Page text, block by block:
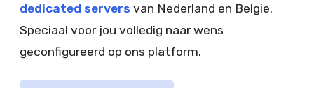
dedicated servers van Nederland en Belgie.
Speciaal voor jou volledig naar wens
geconfigureerd op ons platform.